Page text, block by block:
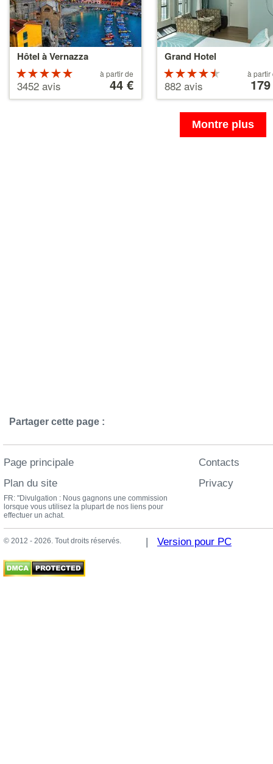
Hôtel à Vernazza
Évaluation :
5 étoiles sur
5
3452 avis partir
44 €
à partir de
44 €
Grand Hotel
4.5 étoiles
sur 5
882 avis partir
179 €
à partir
Montre plus
Partager cette page :
Page principale
Plan du site
Contacts
Privacy
FR: "Divulgation : Nous gagnons une commission
lorsque vous utilisez la plupart de nos liens pour
effectuer un achat.
© 2012 - 2026. Tout droits réservés. | Version pour PC